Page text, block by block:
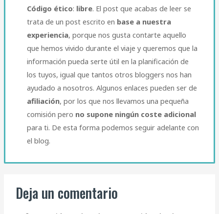
Código ético: libre. El post que acabas de leer se
trata de un post escrito en base a nuestra
experiencia, porque nos gusta contarte aquello
que hemos vivido durante el viaje y queremos que la
información pueda serte útil en la planificación de
los tuyos, igual que tantos otros bloggers nos han
ayudado a nosotros. Algunos enlaces pueden ser de
afiliación, por los que nos llevamos una pequeña
comisión pero no supone ningún coste adicional
para ti. De esta forma podemos seguir adelante con
el blog.​
Deja un comentario